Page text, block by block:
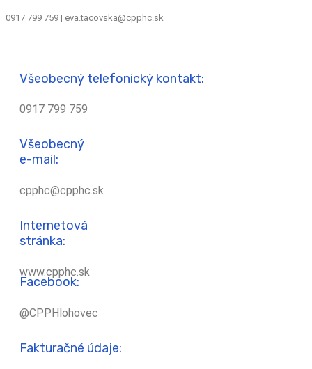
0917 799 759 | eva.tacovska@cpphc.sk
Všeobecný telefonický kontakt:
0917 799 759
Všeobecný
e-mail:
cpphc@cpphc.sk
Internetová
stránka:
www.cpphc.sk
Facebook:
@CPPHlohovec
Fakturačné údaje: